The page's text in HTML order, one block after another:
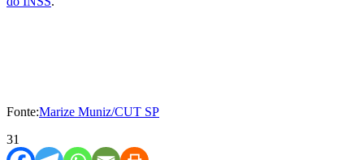
Fonte:Marize Muniz/CUT SP
31